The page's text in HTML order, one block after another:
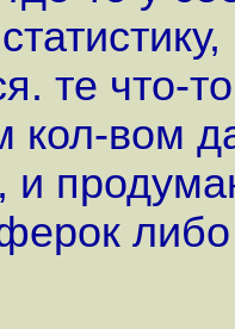
те что-
кол-вом
и